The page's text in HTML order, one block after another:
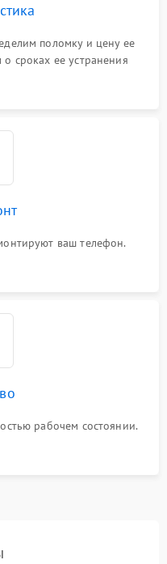
поломку и цену ее
сроках ее устранения
ваш телефон.
рабочем состоянии.